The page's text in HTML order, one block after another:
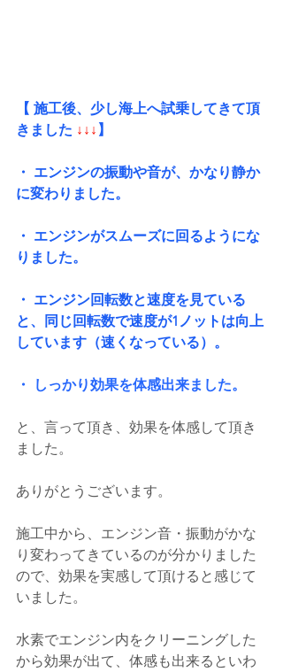
【 施工後、少し海上へ試乗してきて頂
きました ↓↓↓ 】
・ エンジンの振動や音が、かなり静か
に変わりました。
・ エンジンがスムーズに回るようにな
りました。
・ エンジン回転数と速度を見ている
と、同じ回転数で速度が1ノットは向上
しています（速くなっている）。
・ しっかり効果を体感出来ました。
と、言って頂き、効果を体感して頂き
ました。
ありがとうございます。
施工中から、エンジン音・振動がかな
り変わってきているのが分かりました
ので、効果を実感して頂けると感じて
いました。
水素でエンジン内をクリーニングした
から効果が出て、体感も出来るといわ